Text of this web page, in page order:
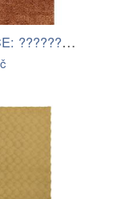
Ayyildiz, AKCE: ????????️100x200 cm…